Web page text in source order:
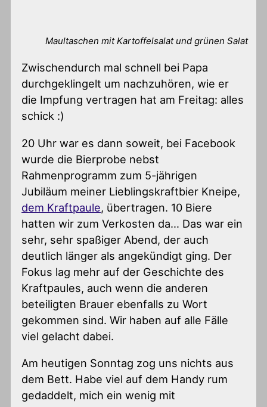
Maultaschen mit Kartoffelsalat und grünen Salat
Zwischendurch mal schnell bei Papa
durchgeklingelt um nachzuhören, wie er
die Impfung vertragen hat am Freitag: alles
schick :)
20 Uhr war es dann soweit, bei Facebook
wurde die Bierprobe nebst
Rahmenprogramm zum 5-jährigen
Jubiläum meiner Lieblingskraftbier Kneipe,
dem Kraftpaule, übertragen. 10 Biere
hatten wir zum Verkosten da… Das war ein
sehr, sehr spaßiger Abend, der auch
deutlich länger als angekündigt ging. Der
Fokus lag mehr auf der Geschichte des
Kraftpaules, auch wenn die anderen
beteiligten Brauer ebenfalls zu Wort
gekommen sind. Wir haben auf alle Fälle
viel gelacht dabei.
Am heutigen Sonntag zog uns nichts aus
dem Bett. Habe viel auf dem Handy rum
gedaddelt, mich ein wenig mit